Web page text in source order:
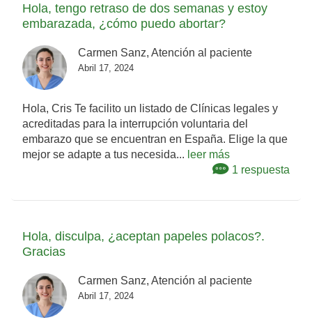
Hola, tengo retraso de dos semanas y estoy
embarazada, ¿cómo puedo abortar?
Carmen Sanz, Atención al paciente
Abril 17, 2024
Hola, Cris Te facilito un listado de Clínicas legales y
acreditadas para la interrupción voluntaria del
embarazo que se encuentran en España. Elige la que
mejor se adapte a tus necesida... leer más
1 respuesta
Hola, disculpa, ¿aceptan papeles polacos?.
Gracias
Carmen Sanz, Atención al paciente
Abril 17, 2024